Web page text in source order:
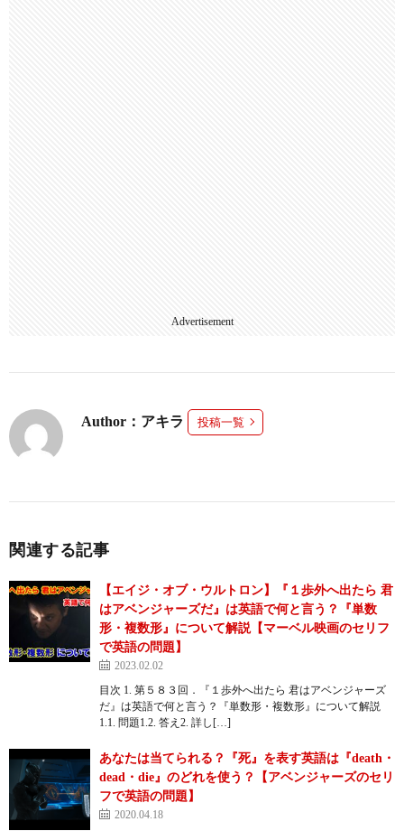
Advertisement
Author：アキラ 投稿一覧
関連する記事
【エイジ・オブ・ウルトロン】『１歩外へ出たら 君
はアベンジャーズだ』は英語で何と言う？『単数
形・複数形』について解説【マーベル映画のセリフ
で英語の問題】
2023.02.02
目次 1. 第５８３回．『１歩外へ出たら 君はアベンジャーズ
だ』は英語で何と言う？『単数形・複数形』について解説
1.1. 問題1.2. 答え2. 詳し[…]
あなたは当てられる？『死』を表す英語は『death・
dead・die』のどれを使う？【アベンジャーズのセリ
フで英語の問題】
2020.04.18